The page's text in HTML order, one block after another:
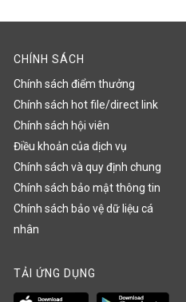
CHÍNH SÁCH
Chính sách điểm thưởng
Chính sách hot file/direct link
Chính sách hội viên
Điều khoản của dịch vụ
Chính sách và quy định chung
Chính sách bảo mật thông tin
Chính sách bảo vệ dữ liệu cá
nhân
TẢI ỨNG DỤNG